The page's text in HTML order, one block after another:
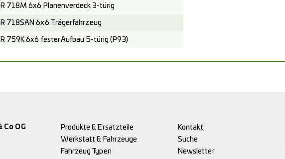
718M 6x6 Planenverdeck 3-türig
718SAN 6x6 Trägerfahrzeug
759K 6x6 fester Aufbau 5-türig (P93)
Co OG
Produkte & Ersatzteile
Werkstatt & Fahrzeuge
Fahrzeug Typen
Kontakt
Suche
Newsletter